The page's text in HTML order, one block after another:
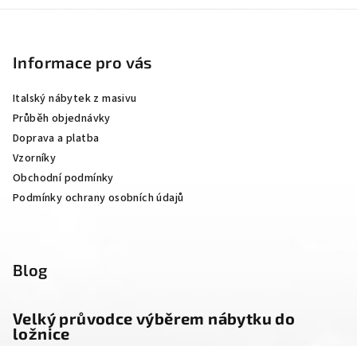
Informace pro vás
Italský nábytek z masivu
Průběh objednávky
Doprava a platba
Vzorníky
Obchodní podmínky
Podmínky ochrany osobních údajů
Blog
Velký průvodce výběrem nábytku do
ložnice